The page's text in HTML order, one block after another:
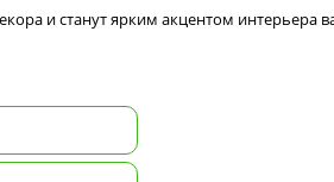
и станут ярким акцентом интерьера